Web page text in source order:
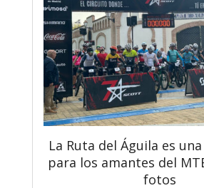
La Ruta del Águila es
para los amantes del
fotos